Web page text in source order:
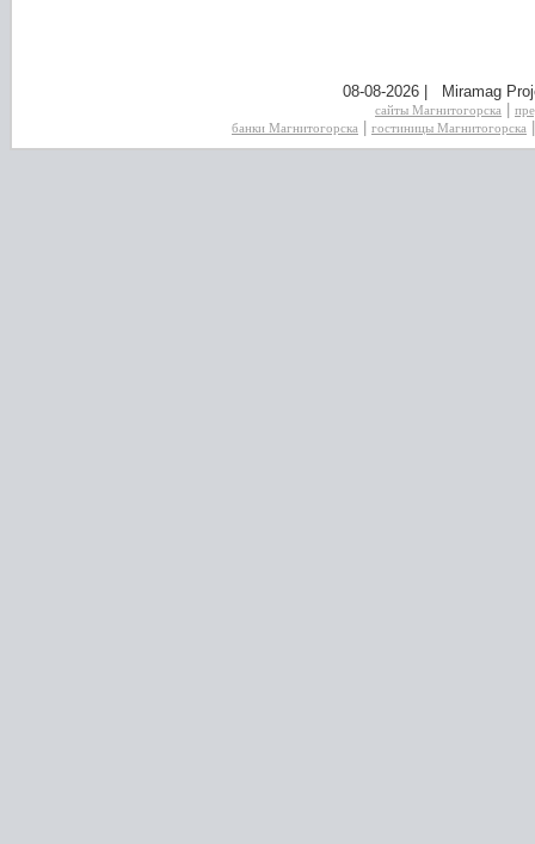
08-08-2026 | Miramag
сайты Магнитогорска
банки Магнитогорска
гостиницы Магнитогорска